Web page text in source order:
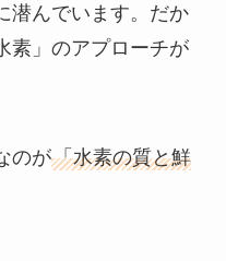
潜んでいます。だか
素」のアプローチが
のが「水素の質と鮮